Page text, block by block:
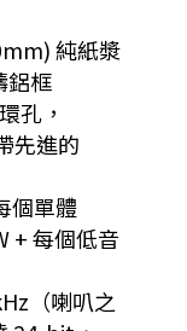
純紙漿
鋁框
孔，
先進的
個單體
+ 每個低音
（喇叭之